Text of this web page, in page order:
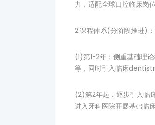
力，适配全球口腔临床岗
2.课程体系(分阶段推进)：
(1)第1-2年：侧重基础理
等，同时引入临床
(2)第2年起：逐步引入临
进入牙科医院开展基础临